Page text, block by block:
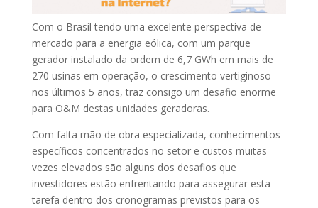
Com o Brasil tendo uma excelente perspectiva de
mercado para a energia eólica, com um parque
gerador instalado da ordem de 6,7 GWh em mais de
270 usinas em operação, o crescimento vertiginoso
nos últimos 5 anos, traz consigo um desafio enorme
para O&M destas unidades geradoras.
Com falta mão de obra especializada, conhecimentos
específicos concentrados no setor e custos muitas
vezes elevados são alguns dos desafios que
investidores estão enfrentando para assegurar esta
tarefa dentro dos cronogramas previstos para os